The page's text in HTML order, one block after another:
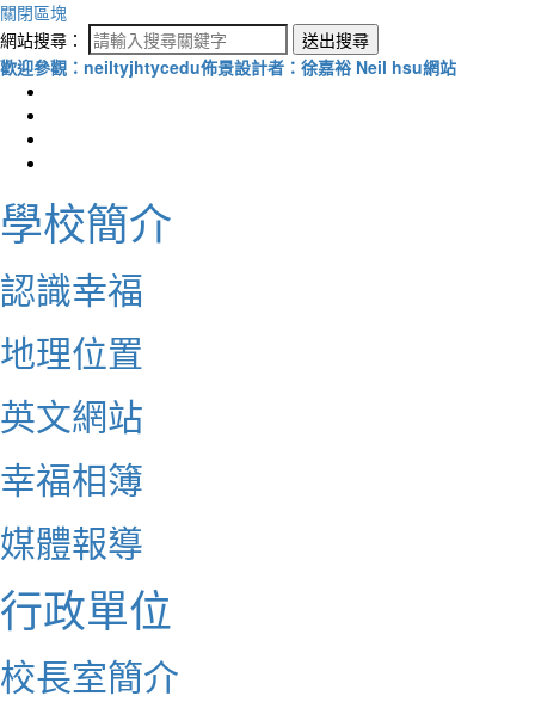
關閉區塊
網站搜尋：
送出搜尋
歡迎參觀：neiltyjhtycedu佈景設計者：徐嘉裕 Neil hsu網站
學校簡介
認識幸福
地理位置
英文網站
幸福相簿
媒體報導
行政單位
校長室簡介